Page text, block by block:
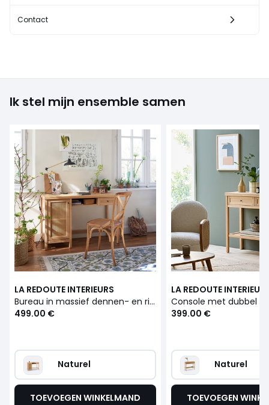
Contact
Ik stel mijn ensemble samen
LA REDOUTE INTERIEURS
Bureau in massief dennen- en riethout Gabin
499.00 €
Naturel
TOEVOEGEN WINKELMAND
LA REDOUTE
399.00 €
Naturel
TOEVOEGEN